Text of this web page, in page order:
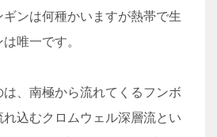
ンは何種かいますが熱帯で生
唯一です。
、南極から流れてくるフンボ
込むクロムウェル深層流とい